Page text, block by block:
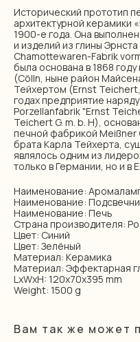
Исторический прототип
архитектурной керамики
1900-е года. Она
и изделий из глины
Chamottewaren-Fabrik
была основана в 1868
(Cölln, ныне район
Тейхертом (Ernst
годах предприятие
Porzellanfabrik "Ernst
Teichert G. m. b. H),
печной фабрикой Meißner
брата Карла Тейхерта,
являлось одним из
только в Германии, но и в
Наименование:
Наименование:
Наименование: Печь
Страна производителя:
Цвет: Синий
Цвет: Зелёный
Материал: Керамика
Материал: Эффектарная
LxWxH: 120x70x395 mm
Weight: 1500 g
Вам так же может